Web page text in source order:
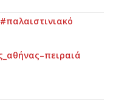
#παλαιστινιακό